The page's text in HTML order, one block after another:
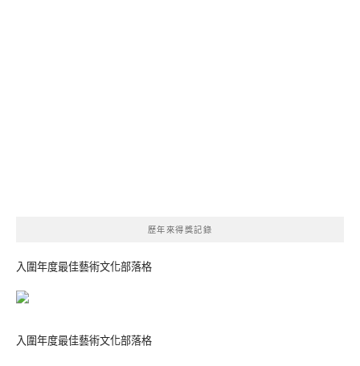
歷年來得獎記錄
入圍年度最佳藝術文化部落格
入圍年度最佳藝術文化部落格